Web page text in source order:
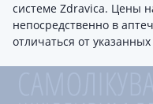
системе Zdravica. Цены
непосредственно в
отличаться от